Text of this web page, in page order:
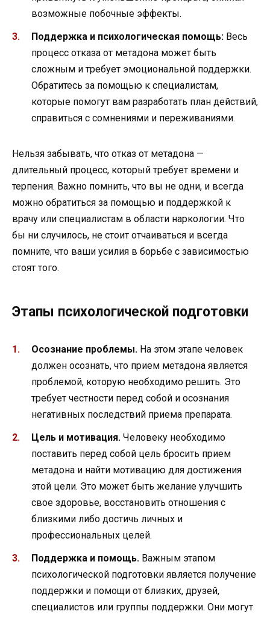
возможные побочные эффекты.
Поддержка и психологическая помощь: Весь
процесс отказа от метадона может быть
сложным и требует эмоциональной поддержки.
Обратитесь за помощью к специалистам,
которые помогут вам разработать план действий,
справиться с сомнениями и переживаниями.
Нельзя забывать, что отказ от метадона —
длительный процесс, который требует времени и
терпения. Важно помнить, что вы не одни, и всегда
можно обратиться за помощью и поддержкой к
врачу или специалистам в области наркологии. Что
бы ни случилось, не стоит отчаиваться и всегда
помните, что ваши усилия в борьбе с зависимостью
стоят того.
Этапы психологической подготовки
Осознание проблемы. На этом этапе человек
должен осознать, что прием метадона является
проблемой, которую необходимо решить. Это
требует честности перед собой и осознания
негативных последствий приема препарата.
Цель и мотивация. Человеку необходимо
поставить перед собой цель бросить прием
метадона и найти мотивацию для достижения
этой цели. Это может быть желание улучшить
свое здоровье, восстановить отношения с
близкими либо достичь личных и
профессиональных целей.
Поддержка и помощь. Важным этапом
психологической подготовки является получение
поддержки и помощи от близких, друзей,
специалистов или группы поддержки. Они могут